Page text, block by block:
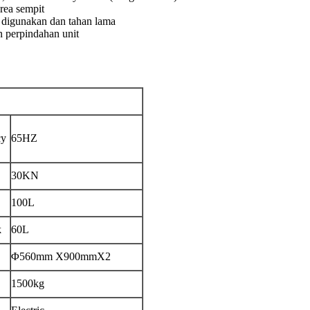
sempit
dan tahan lama
perpindahan unit
65HZ
30KN
100L
60L
Φ560mm X900mmX2
1500kg